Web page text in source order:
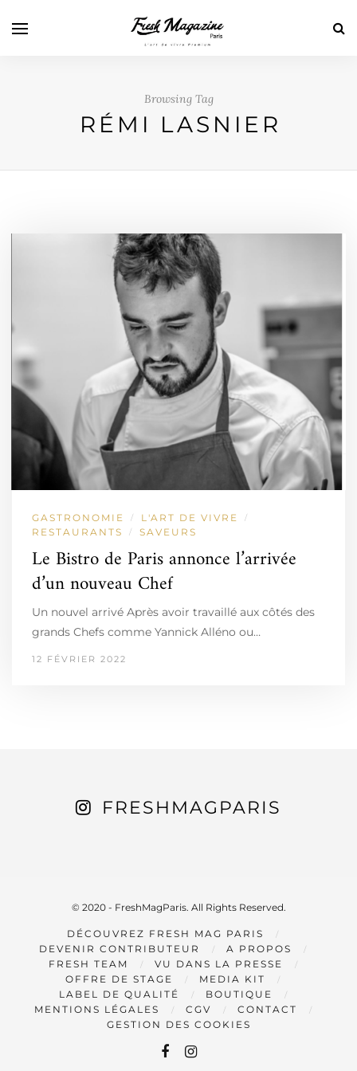
Browsing Tag
RÉMI LASNIER
GASTRONOMIE / L'ART DE VIVRE /
RESTAURANTS / SAVEURS
Le Bistro de Paris annonce l’arrivée
d’un nouveau Chef
Un nouvel arrivé Après avoir travaillé aux côtés des
grands Chefs comme Yannick Alléno ou…
12 FÉVRIER 2022
FRESHMAGPARIS
© 2020 - FreshMagParis. All Rights Reserved.
DÉCOUVREZ FRESH MAG PARIS
DEVENIR CONTRIBUTEUR
A PROPOS
FRESH TEAM
VU DANS LA PRESSE
OFFRE DE STAGE
MEDIA KIT
LABEL DE QUALITÉ
BOUTIQUE
MENTIONS LÉGALES
CGV
CONTACT
GESTION DES COOKIES